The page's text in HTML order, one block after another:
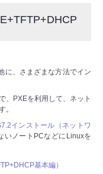
に、さまざまな方法でイン
、PXEを利用して、ネット
。
インストール（ネットワ
いノートPCなどにLinuxを
基本編）